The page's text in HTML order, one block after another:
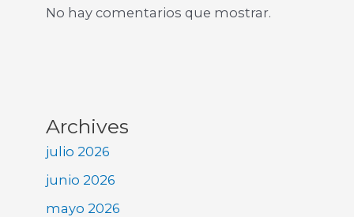
No hay comentarios que mostrar.
Archives
julio 2026
junio 2026
mayo 2026